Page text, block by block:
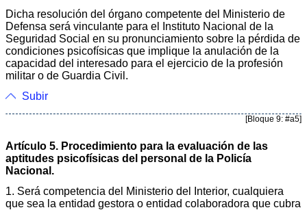
Dicha resolución del órgano competente del Ministerio de
Defensa será vinculante para el Instituto Nacional de la
Seguridad Social en su pronunciamiento sobre la pérdida de
condiciones psicofísicas que implique la anulación de la
capacidad del interesado para el ejercicio de la profesión
militar o de Guardia Civil.
Subir
[Bloque 9: #a5]
Artículo 5. Procedimiento para la evaluación de las
aptitudes psicofísicas del personal de la Policía
Nacional.
1. Será competencia del Ministerio del Interior, cualquiera
que sea la entidad gestora o entidad colaboradora que cubra